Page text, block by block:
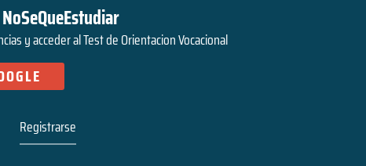
y acceder al Test de Orientacion Vocacional
Registrarse